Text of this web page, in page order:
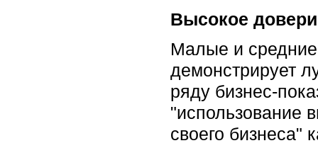
Высокое
Малые и
демонстрирует
ряду бизнес-
"использование
своего бизнеса"